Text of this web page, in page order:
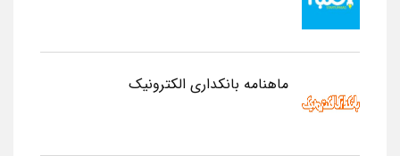
ماهنامه بانکداری الکترونیک